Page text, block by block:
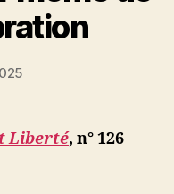
S
N
ji
b
Liberté, n° 126